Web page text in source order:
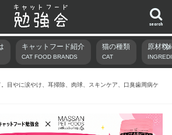
search
キャットフード紹介
CAT FOOD BRANDS
猫の種類
CAT
原材料
目やに涙やけ、耳掃除、肉球、スキンケア、口臭歯周病ケ